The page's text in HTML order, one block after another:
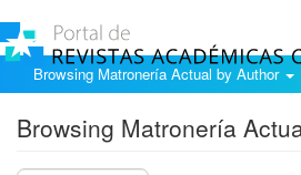
Browsing Matronería Actual by Author
Browsing Matronería